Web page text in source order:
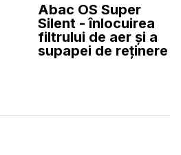
Abac OS Super
Silent - înlocuirea
filtrului de aer și a
supapei de reținere